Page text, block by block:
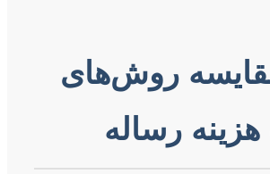
روش‌های
رساله